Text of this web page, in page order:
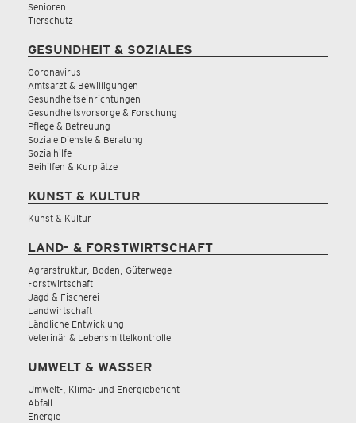
Senioren
Tierschutz
GESUNDHEIT & SOZIALES
Coronavirus
Amtsarzt & Bewilligungen
Gesundheitseinrichtungen
Gesundheitsvorsorge & Forschung
Pflege & Betreuung
Soziale Dienste & Beratung
Sozialhilfe
Beihilfen & Kurplätze
KUNST & KULTUR
Kunst & Kultur
LAND- & FORSTWIRTSCHAFT
Agrarstruktur, Boden, Güterwege
Forstwirtschaft
Jagd & Fischerei
Landwirtschaft
Ländliche Entwicklung
Veterinär & Lebensmittelkontrolle
UMWELT & WASSER
Umwelt-, Klima- und Energiebericht
Abfall
Energie